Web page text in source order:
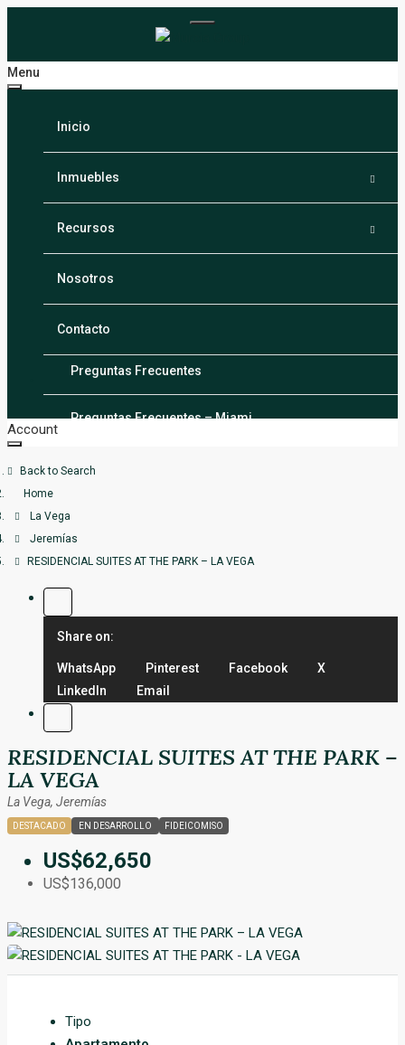
Menu
Inicio
Inmuebles
Santiago
Puerto Plata
Espaillat
Santo Domingo
Recursos
Calculadora
Blogs
Preguntas Frecuentes
Preguntas Frecuentes – Miami
Nosotros
Contacto
Spanish
Account
Back to Search
Home
La Vega
Jeremías
RESIDENCIAL SUITES AT THE PARK – LA VEGA
Share on:
WhatsApp Pinterest Facebook
X
LinkedIn
Email
RESIDENCIAL SUITES AT THE PARK –
LA VEGA
La Vega, Jeremías
DESTACADO EN DESARROLLO FIDEICOMISO
US$62,650
US$136,000
Tipo